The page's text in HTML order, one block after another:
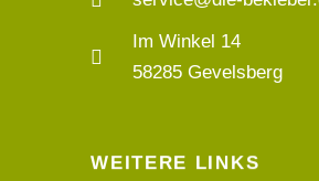
Im Winkel 14
58285 Gevelsberg
WEITERE LINKS